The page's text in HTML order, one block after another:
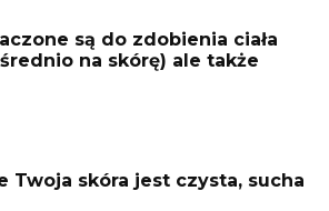
są do zdobienia ciała
na skórę) ale także
Twoja skóra jest czysta, sucha